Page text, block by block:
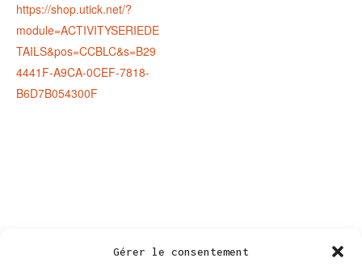
Gérer le consentement
https://shop.utick.net/?
module=ACTIVITYSERIEDE
TAILS&pos=CCBLC&s=B29
4441F-A9CA-0CEF-7818-
B6D7B054300F